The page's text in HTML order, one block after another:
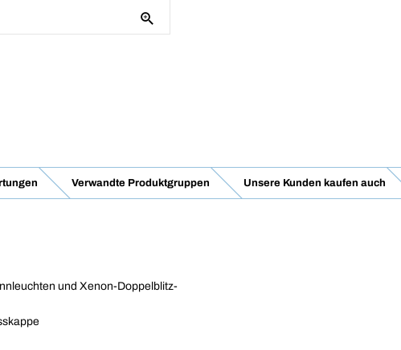
Verwandte Produktgruppen Unsere Kunden kaufen auch
und Xenon-Doppelblitz-